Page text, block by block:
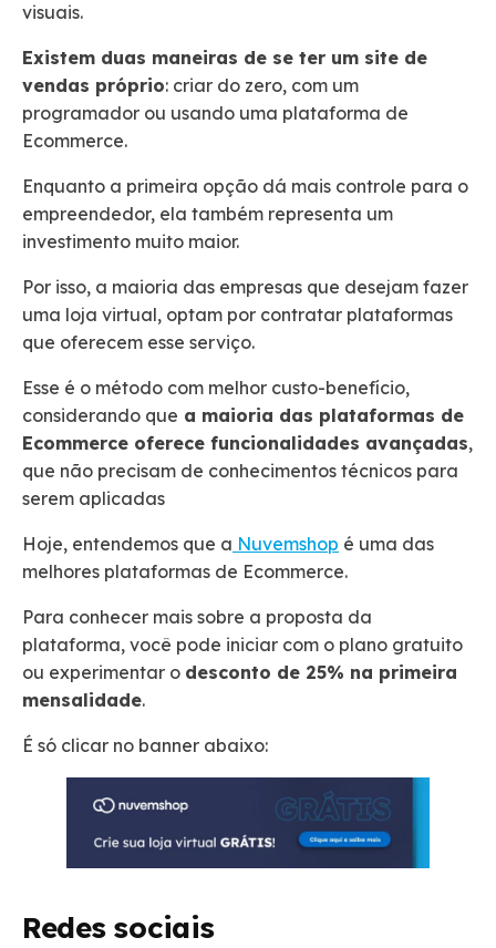
visuais.
Existem duas maneiras de se ter um site de
vendas próprio: criar do zero, com um
programador ou usando uma plataforma de
Ecommerce.
Enquanto a primeira opção dá mais controle para o
empreendedor, ela também representa um
investimento muito maior.
Por isso, a maioria das empresas que desejam fazer
uma loja virtual, optam por contratar plataformas
que oferecem esse serviço.
Esse é o método com melhor custo-benefício,
considerando que a maioria das plataformas de
Ecommerce oferece funcionalidades avançadas,
que não precisam de conhecimentos técnicos para
serem aplicadas
Hoje, entendemos que a Nuvemshop é uma das
melhores plataformas de Ecommerce.
Para conhecer mais sobre a proposta da
plataforma, você pode iniciar com o plano gratuito
ou experimentar o desconto de 25% na primeira
mensalidade.
É só clicar no banner abaixo:
Redes sociais